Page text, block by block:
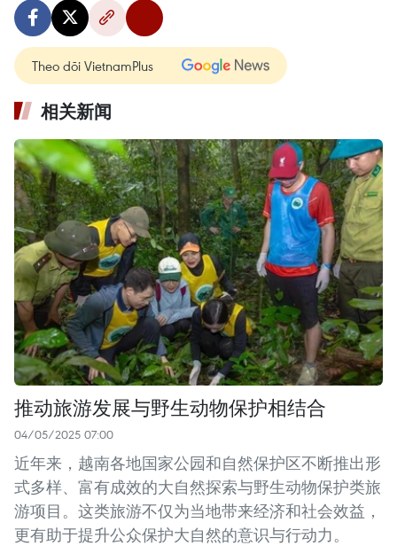
Theo dõi VietnamPlus
相关新闻
推动旅游发展与野生动物保护相结合
04/05/2025 07:00
近年来，越南各地国家公园和自然保护区不断推出形
式多样、富有成效的大自然探索与野生动物保护类旅
游项目。这类旅游不仅为当地带来经济和社会效益，
更有助于提升公众保护大自然的意识与行动力。